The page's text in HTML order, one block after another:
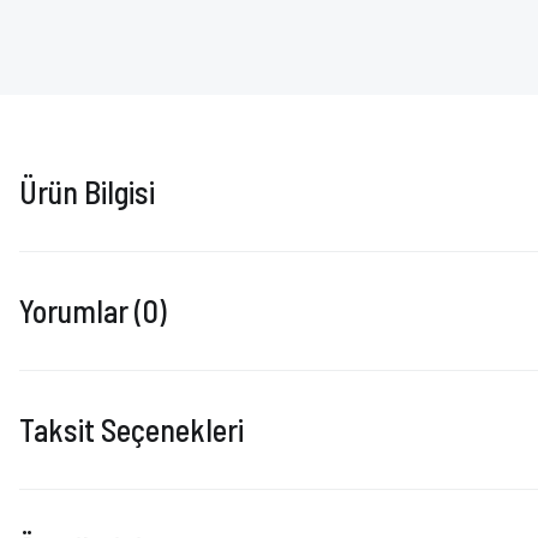
Ürün Bilgisi
Yorumlar (0)
Taksit Seçenekleri